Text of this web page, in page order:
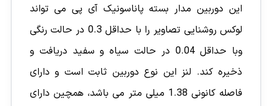
این دوربین مدار بسته پاناسونیک آی پی می تواند
لوکس روشنایی تصاویر را با حداقل 0.3 در حالت رنگی
وبا حداقل 0.04 در حالت سیاه و سفید دریافت و
ذخیره کند. لنز این نوع دوربین ثابت است و دارای
فاصله کانونی 1.38 میلی متر می باشد، همچین دارای